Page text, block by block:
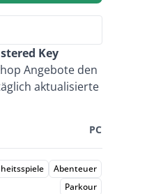
Key
Angebote den
aktualisierte
PC
Abenteuer
Parkour